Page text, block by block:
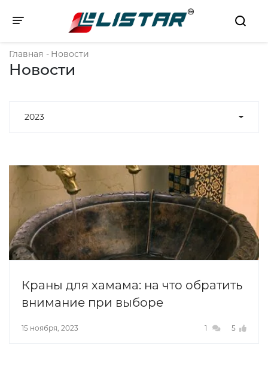
Toggle navigation
Главная - Новости
Новости
2023
Краны для хамама: на что обратить
внимание при выборе
15 ноября, 2023 1 5